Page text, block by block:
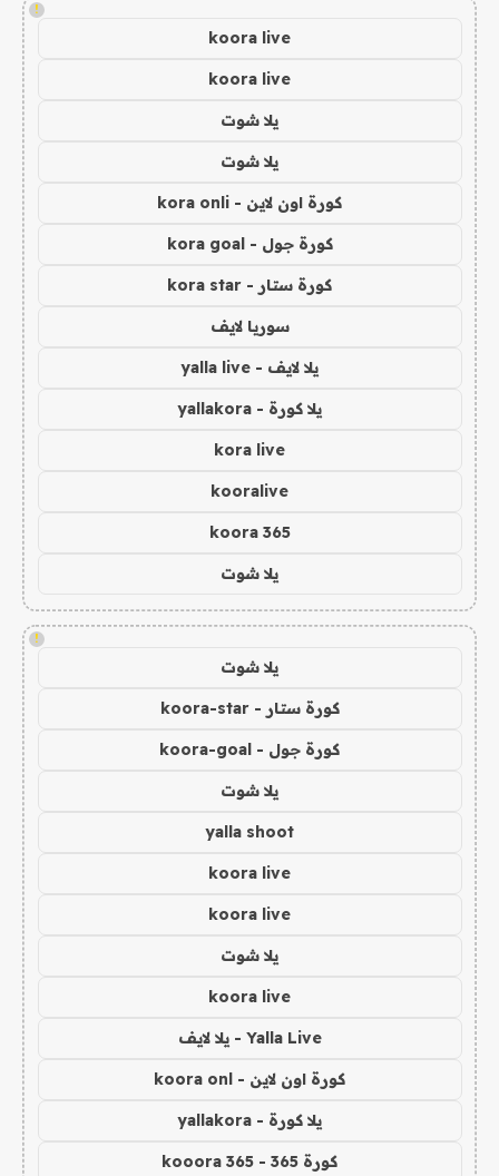
!
koora live
koora live
يلا شوت
يلا شوت
كورة اون لاين - kora onli
كورة جول - kora goal
كورة ستار - kora star
سوريا لايف
يلا لايف - yalla live
يلا كورة - yallakora
kora live
kooralive
koora 365
يلا شوت
!
يلا شوت
كورة ستار - koora-star
كورة جول - koora-goal
يلا شوت
yalla shoot
koora live
koora live
يلا شوت
koora live
Yalla Live - يلا لايف
كورة اون لاين - koora onl
يلا كورة - yallakora
كورة 365 - kooora 365